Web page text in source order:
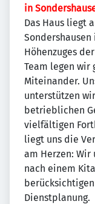
in
Das Haus liegt
Höhenzuges
Team legen wir
Miteinander.
unterstützen
betrieblichen
vielfältigen
liegt uns die
am Herzen:
nach einem
Dienstplanung.